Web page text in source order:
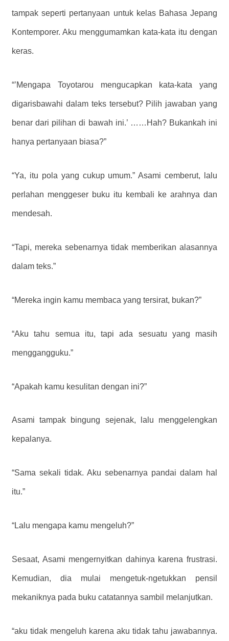
tampak seperti pertanyaan untuk kelas Bahasa Jepang
Kontemporer. Aku menggumamkan kata-kata itu dengan
keras.
“’Mengapa Toyotarou mengucapkan kata-kata yang
digarisbawahi dalam teks tersebut? Pilih jawaban yang
benar dari pilihan di bawah ini.’ ……Hah? Bukankah ini
hanya pertanyaan biasa?”
“Ya, itu pola yang cukup umum.” Asami cemberut, lalu
perlahan menggeser buku itu kembali ke arahnya dan
mendesah.
“Tapi, mereka sebenarnya tidak memberikan alasannya
dalam teks.”
“Mereka ingin kamu membaca yang tersirat, bukan?”
“Aku tahu semua itu, tapi ada sesuatu yang masih
menggangguku.”
“Apakah kamu kesulitan dengan ini?”
Asami tampak bingung sejenak, lalu menggelengkan
kepalanya.
“Sama sekali tidak. Aku sebenarnya pandai dalam hal
itu.”
“Lalu mengapa kamu mengeluh?”
Sesaat, Asami mengernyitkan dahinya karena frustrasi.
Kemudian, dia mulai mengetuk-ngetukkan pensil
mekaniknya pada buku catatannya sambil melanjutkan.
“aku tidak mengeluh karena aku tidak tahu jawabannya.